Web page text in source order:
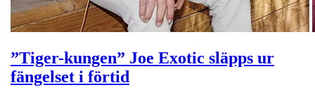
”Tiger-kungen” Joe Exotic släpps ur
fängelset i förtid